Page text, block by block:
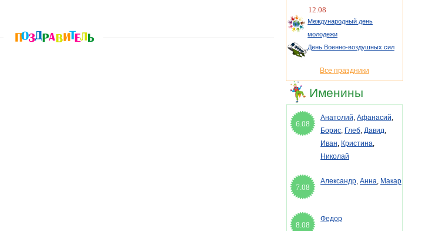
12.08
Международный день
молодежи
День Военно-воздушных сил
Все праздники
Именины
6.08
Анатолий, Афанасий,
Борис, Глеб, Давид,
Иван, Кристина,
Николай
7.08
Александр, Анна, Макар
8.08
Федор